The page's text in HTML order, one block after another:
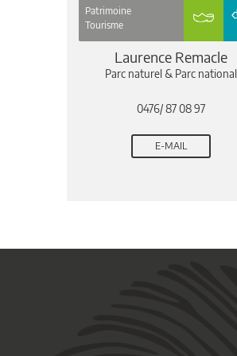
Patrimoine
Tourisme
Laurence Remacle
Parc naturel & Parc national
0476/ 87 08 97
E-MAIL